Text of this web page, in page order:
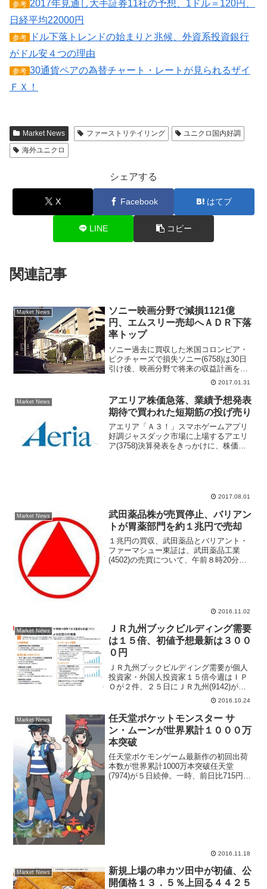
参考 2017年見通し大手証券11社の予想、1ドル＝120円、
日経平均22000円
参考
ドル下落トレンドの始まりと兆候、外資系投資銀行
がドル安４つの理由
参考 30通貨ペアの為替チャート・レートが見られるザイ
ＦＸ！
Market News ファーストリテイリング
ユニクロ国内好調
海外ユニクロ
シェアする
X Facebook はてブ
LINE コピー
関連記事
Market News
ソニー映画分野で減損1121億
円、エムスリー売却へＡＤＲ下落
率トップ
ソニー過去に買収した米国コロンビア・
ピクチャーズで損失ソニー(6758)は30日
引け後、映画分野で将来の収益計画を見
直した結果、2017年３月期第３四半期に
映画分野の営業権につき、減損1121億円
を営業損失として計上したと発表した。
減損の対...
2017.01.31
Market News
アエリア株価急落、業績予想発表
期待で買われた短期筋の投げ売り
アエリア「Ａ３！」スマホゲームアプリ
好調ジャスダック市場に上場するアエリ
ア(3758)決算発表をきっかけに、株価急
2017.08.01
Market News
武田薬品株が売買停止、バリアン
トが胃薬部門を約１兆円で売却
１兆円の買収、武田薬品とバリアント・
ファーマシュー東証は、武田薬品工業
(4502)の売買について、午前８時20分か
2016.11.02
Market News
ＪＲ九州ブックビルディング需要
は１５倍、初値予想最新は３００
０円
ＪＲ九州ブックビルディング需要が個人
投資家・外国人投資家１５倍今週はＩＰ
Ｏが２件、２５日にＪＲ九州(9142)が東
宝一部市場へ新規株式公開、２７日にア
イモバイル(6535)が東証マザーズ市場に
新規株式公開する。特にＪＲ九州は売り
出し額４１６...
2016.10.24
Market News
任天堂ポケットモンスター サ
ン・ムーンが世界累計１０００万
本突破
任天堂ポケモンゲーム最新作の初回出荷
本数が世界累計1000万本突破任天堂
(7974)が５日続伸。一時、前日比715円
2016.11.18
Market News
新規上場の串カツ田中が初値、公
開価格１３．５％上回る４４２５